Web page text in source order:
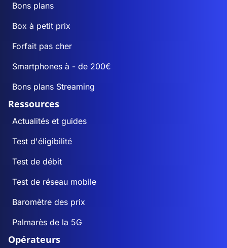
Bons plans
Box à petit prix
Forfait pas cher
Smartphones à - de 200€
Bons plans Streaming
Ressources
Actualités et guides
Test d'éligibilité
Test de débit
Test de réseau mobile
Baromètre des prix
Palmarès de la 5G
Opérateurs